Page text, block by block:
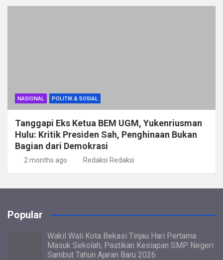
NASIONAL POLITIK & SOSIAL
Tanggapi Eks Ketua BEM UGM, Yukenriusman
Hulu: Kritik Presiden Sah, Penghinaan Bukan
Bagian dari Demokrasi
2 months ago Redaksi Redaksi
Popular
Wakil Wali Kota Bekasi Tinjau Hari Pertama
Masuk Sekolah, Pastikan Kesiapan SMP Negeri
Sambut Tahun Ajaran Baru 2026